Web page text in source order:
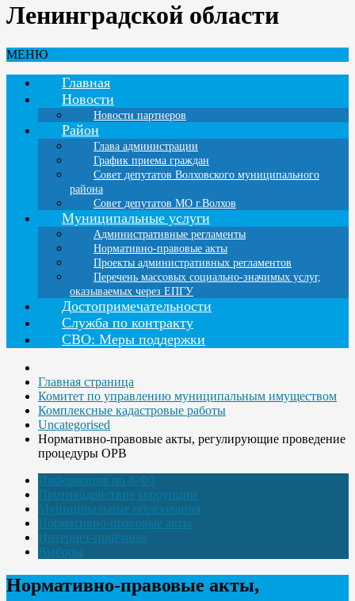
Ленинградской области
МЕНЮ
Главная
Новости
Новости партнеров
Район
Глава администрации
График приема граждан
Совет депутатов Волховского муниципального
района
Совет депутатов МО г.Волхов
Муниципальные услуги
Административные регламенты
Нормативно-правовые акты
Проекты административных регламентов
Перечень массовых социально-значимых услуг,
оказываемых через ЕПГУ
Достопримечательности
Служба по контракту
СВО: Меры поддержки
Главная страница
Комитет по управлению муниципальным имуществом
Комплексные кадастровые работы
Uncategorised
Нормативно-правовые акты, регулирующие проведение
процедуры ОРВ
Информация по 8-ФЗ
Противодействие коррупции
Муниципальные образования
Нормативно-правовые акты
Интернет-приёмная
Выборы
Нормативно-правовые акты,